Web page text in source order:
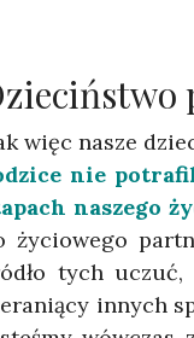
więc nasze
nie
naszego
życiowego
tych
innych